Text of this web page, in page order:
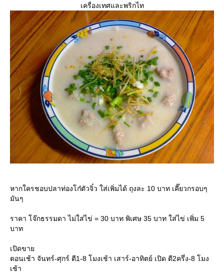
เครื่องเทศและพริกไท
หากใครชอบปลาท่องโก๋ตัวจิ๋ว ใส่เพิ่มได้ ถุงละ 10 บาท เคี๊ยวกรอบๆ
มันๆ
ราคา โจ๊กธรรมดา ไม่ใส่ไข่ = 30 บาท พิเศษ 35 บาท ใส่ไข่ เพิ่ม 5
บาท
เปิดขาย
ตอนเช้า จันทร์-ศุกร์ ตี1-8 โมงเช้า เสาร์-อาทิตย์ เปิด ตี2ครึ่ง-8 โมง
เช้า